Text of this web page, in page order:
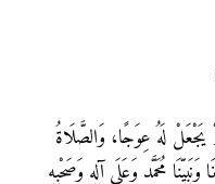
يَجْعَلْ لَهُ عِوَجًا، وَالصَّلَاةُ
مُحَمَّدٍ وَعَلَى آلِهِ وَصَحْبِهِ